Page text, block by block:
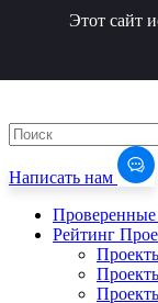
Написать нам
Рейтинг
Этот сайт